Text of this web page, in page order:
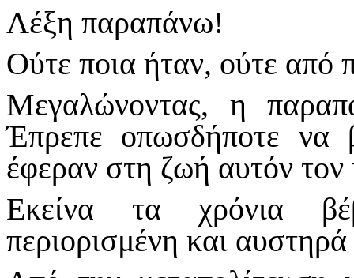
Λέξη παραπάνω!
Ούτε ποια ήταν, ούτε από
Μεγαλώνοντας, η
Έπρεπε οπωσδήποτε να
έφεραν στη ζωή αυτόν
Εκείνα τα χρόνια
περιορισμένη και